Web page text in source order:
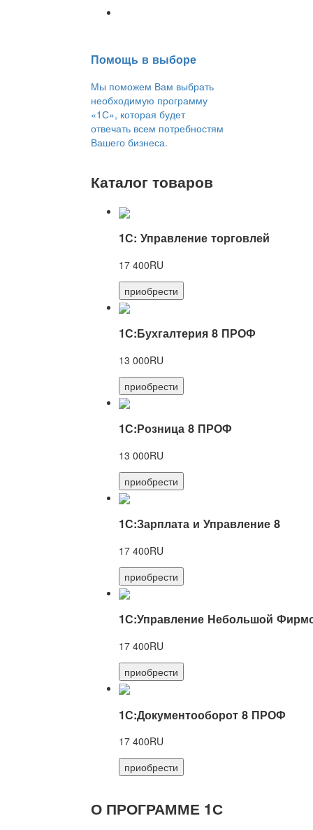
Помощь в выборе
Мы поможем Вам выбрать
необходимую программу
«1С», которая будет
отвечать всем потребностям
Вашего бизнеса.
Каталог товаров
1С: Управление торговлей
17 400RU
приобрести
1С:Бухгалтерия 8 ПРОФ
13 000RU
приобрести
1С:Розница 8 ПРОФ
13 000RU
приобрести
1С:Зарплата и Управление 8
17 400RU
приобрести
1С:Управление Небольшой
17 400RU
приобрести
1С:Документооборот 8 ПРОФ
17 400RU
приобрести
О ПРОГРАММЕ 1С